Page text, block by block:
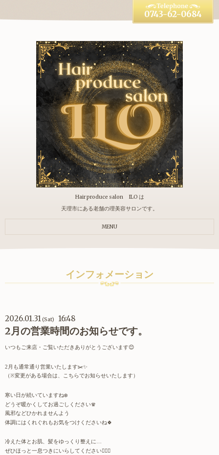
Hair produce salon ILO は
天理市にある老舗の理美容サロンです。
0743-62-0684
MENU
インフォメーション
2026.01.31(Sat) 16:48
2月の営業時間のお知らせです。
いつもご来店・ご覧いただきありがとうございます😊
2 月も通常通り営業いたします✂️✨
（※変更がある場合は、こちらでお知らせいたします）
寒い日が続いていますね❄️
どうぞ暖かくしてお過ごしください🧣
風邪などひかれませんよう
体調にはくれぐれもお気をつけくださいね🍀
冷えた体とお肌、髪をゆっくり整えに
ぜひほっと一息つきにいらしてください💆‍♀️✨